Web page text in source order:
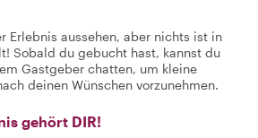
Erlebnis aussehen, aber nichts ist in
Sobald du gebucht hast, kannst du
Gastgeber chatten, um kleine
deinen Wünschen vorzunehmen.
gehört DIR!